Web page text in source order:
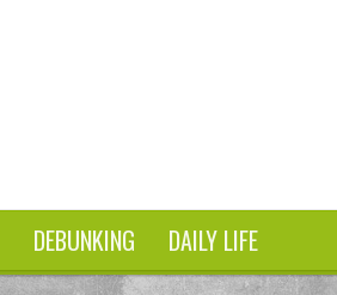
DEBUNKING DAILY LIFE